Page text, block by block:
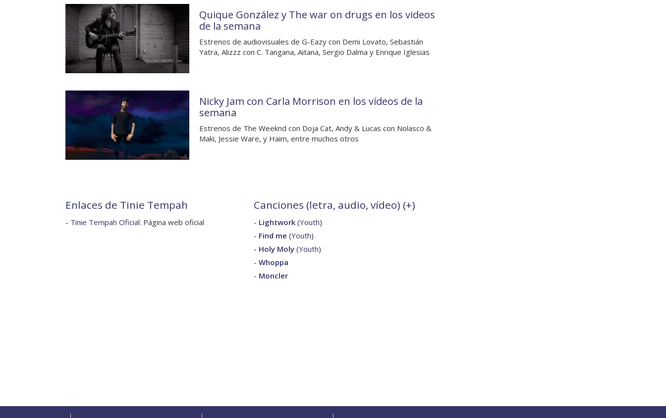
Quique González y The war on drugs en los videos
de la semana
Estrenos de audiovisuales de G-Eazy con Demi Lovato, Sebastián
Yatra, Alizzz con C. Tangana, Aitana, Sergio Dalma y Enrique Iglesias
Nicky Jam con Carla Morrison en los vídeos de la
semana
Estrenos de The Weeknd con Doja Cat, Andy & Lucas con Nolasco &
Maki, Jessie Ware, y Haim, entre muchos otros
Enlaces de Tinie Tempah
- Tinie Tempah Oficial: Página web oficial
Canciones (letra, audio, vídeo) (+)
- Lightwork (Youth)
- Find me (Youth)
- Holy Moly (Youth)
- Whoppa
- Moncler